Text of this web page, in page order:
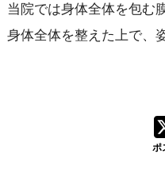
当院では身体全体を包む
身体全体を整えた上で、
ポ